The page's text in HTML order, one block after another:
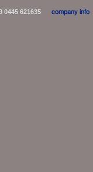
0445 621635 company info